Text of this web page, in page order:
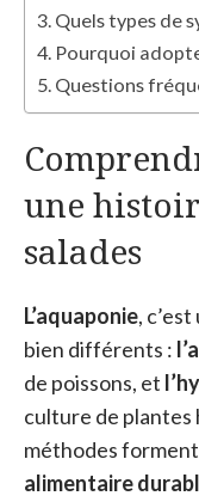
Quels types de
Pourquoi
Questions
une
salades
L’aquaponie,
bien différents :
de poissons, et
culture de plantes
méthodes
alimentaire